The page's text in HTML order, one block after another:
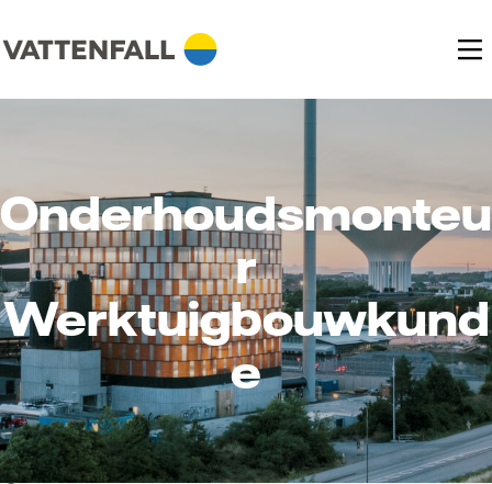
Onderhoudsmonteu
r
Werktuigbouwkund
e